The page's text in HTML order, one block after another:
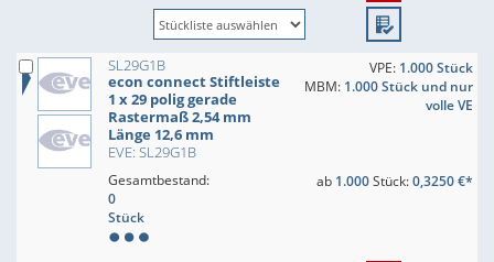
SL29G1B
econ connect Stiftleiste
1 x 29 polig gerade
Rastermaß 2,54 mm
Länge 12,6 mm
EVE: SL29G1B
VPE: 1.000 Stück
MBM: 1.000 Stück und nur
volle VE
Gesamtbestand:
0
Stück
ab 1.000Stück:0,3250 €*